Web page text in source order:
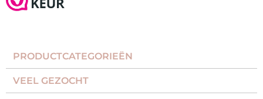
PRODUCTCATEGORIEËN​
VEEL GEZOCHT​